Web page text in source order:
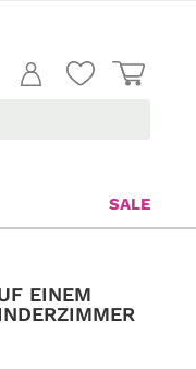
SALE
EINEM